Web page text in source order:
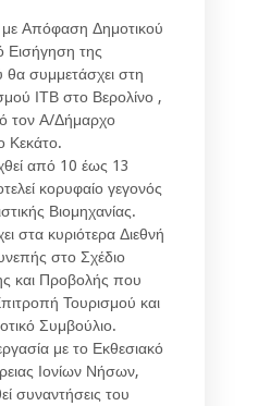
Απόφαση Δημοτικού
Εισήγηση της
συμμετάσχει στη
ΙΤΒ στο Βερολίνο ,
τον Α/Δήμαρχο
Κεκάτο.
από 10 έως 13
κορυφαίο γεγονός
Βιομηχανίας.
στα κυριότερα Διεθνή
στο Σχέδιο
και Προβολής που
Τουρισμού και
Συμβούλιο.
με το Εκθεσιακό
Ιονίων Νήσων,
συναντήσεις του